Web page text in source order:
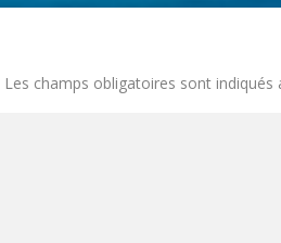
Les champs obligatoires sont indiqués